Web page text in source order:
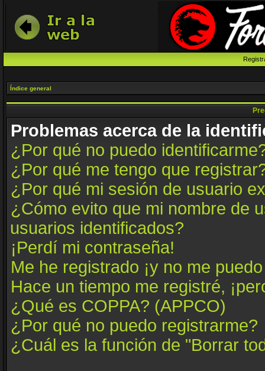
Índice general
Problemas acerca de la
¿Por qué no puedo
¿Por qué me tengo que
¿Por qué mi sesión de usuario
¿Cómo evito que mi nombre de
usuarios identificados?
¡Perdí mi contraseña!
Me he registrado ¡y no me
Hace un tiempo me registré,
¿Qué es COPPA? (APPCO)
¿Por qué no puedo registrarme?
¿Cuál es la función de "Borrar